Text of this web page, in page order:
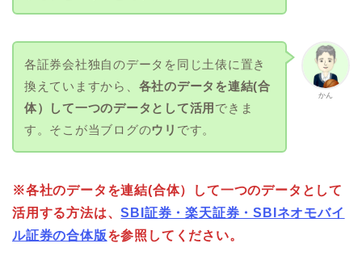
かん
各証券会社独自のデータを同じ土俵に置き
換えていますから、 各社のデータを連結(合
体）して一つのデータとして活用 できま
す。そこが当ブログのウリ です。
※各社のデータを連結(合体）して一つのデータとして
活用する方法は、SBI証券・楽天証券・SBIネオモバイ
ル証券の合体版を参照してください。